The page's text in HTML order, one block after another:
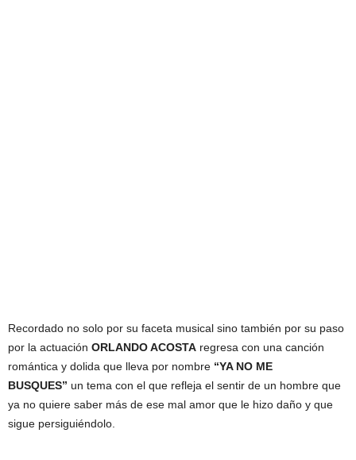
Recordado no solo por su faceta musical sino también por su paso
por la actuación ORLANDO ACOSTA regresa con una canción
romántica y dolida que lleva por nombre “YA NO ME
BUSQUES” un tema con el que refleja el sentir de un hombre que
ya no quiere saber más de ese mal amor que le hizo daño y que
sigue persiguiéndolo.